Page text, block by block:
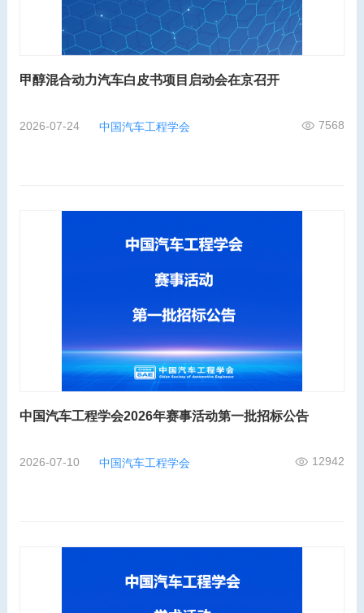
甲醇混合动力汽车白皮书项目启动会在京召开
2026-07-24 中国汽车工程学会 7568
中国汽车工程学会2026年赛事活动第一批招标公告
2026-07-10 中国汽车工程学会 12942